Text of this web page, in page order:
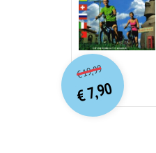
€19,99O
orspr
onkelijke
prijs
was:
€ 19,99.
€7,90
Huidige
prijs
is:
€ 7,90.